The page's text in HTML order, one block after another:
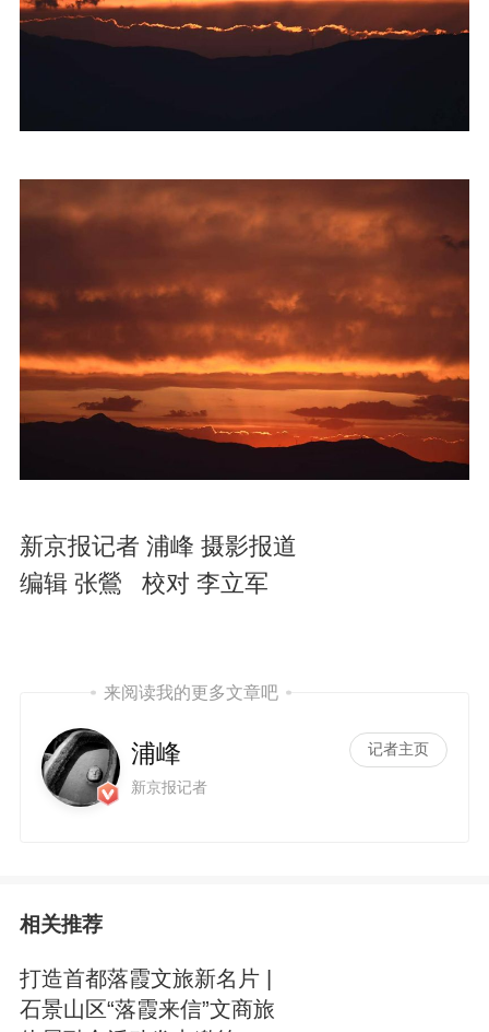
新京报记者 浦峰 摄影报道
编辑 张鶯 校对 李立军
来阅读我的更多文章吧
浦峰
新京报记者
记者主页
相关推荐
打造首都落霞文旅新名片 |
石景山区“落霞来信”文商旅